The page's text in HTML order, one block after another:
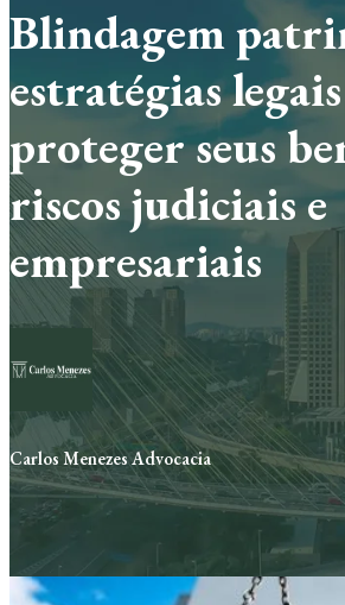
Blindagem
estratégias
proteger seus
riscos judiciais e
empresariais
Carlos Menezes Advocacia